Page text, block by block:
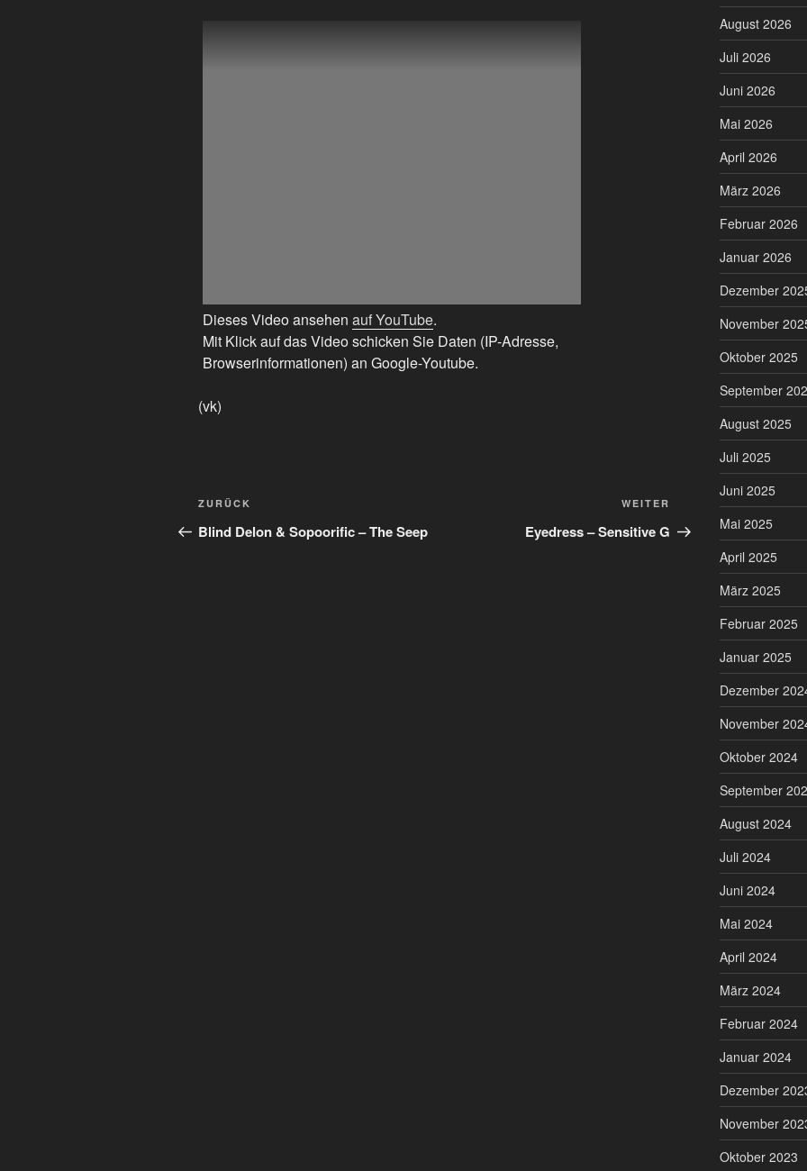
Dieses Video ansehen auf YouTube.
Mit Klick auf das Video schicken Sie Daten (IP-Adresse,
Browserinformationen) an Google-Youtube.
(vk)
Beitragsnavigation
Vorheriger
Beitrag
ZURÜCK
Blind Delon & Sopoorific – The Seep
Nächster
Beitrag
WEITER
Eyedress – Sensitive G
August 2026
Juli 2026
Juni 2026
Mai 2026
April 2026
März 2026
Februar 2026
Januar 2026
Dezember
November
Oktober 2025
September
August 2025
Juli 2025
Juni 2025
Mai 2025
April 2025
März 2025
Februar 2025
Januar 2025
Dezember
November
Oktober 2024
September
August 2024
Juli 2024
Juni 2024
Mai 2024
April 2024
März 2024
Februar 2024
Januar 2024
Dezember
November
Oktober 2023